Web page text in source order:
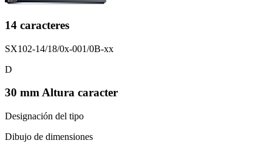
14 caracteres
SX102-14/18/0x-001/0B-xx
D
30 mm Altura caracter
Designación del tipo
Dibujo de dimensiones